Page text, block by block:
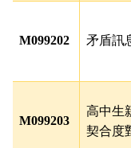
M099202 矛盾訊
M099203
高中生
契合度